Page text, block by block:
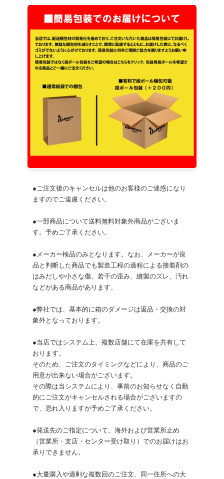
●ご注文後のキャンセルは他のお客様のご迷惑になり
ますのでご遠慮ください。
●一部商品について送料無料対象外商品がございま
す。予めご了承ください。
●メーカー検品のみとなります。なお、メーカーが良
品と判断した商品でも製造工程の過程による接着剤の
はみだしや小さな傷、若干の歪み、縫製のズレ、汚れ
などがある商品があります。
●弊社では、基本的に箱のダメージは返品・交換の対
象外となっております。
●当店ではシステム上、複数店舗にて在庫を共有して
おります。
そのため、ご注文のタイミングなどにより、商品のご
用意が出来ない場合がございます。
その際は当システムにより、事前のお知らせなく自動
的にご注文がキャンセルされる場合がございますの
で、恐れ入りますが予めご了承ください。
●発送先のご指定について、海外および営業所止め
（営業所・支店・センター受け取り）でのお届けはお
承りできません。
●大量購入や過剰な複数回のご注文、同一住所への大